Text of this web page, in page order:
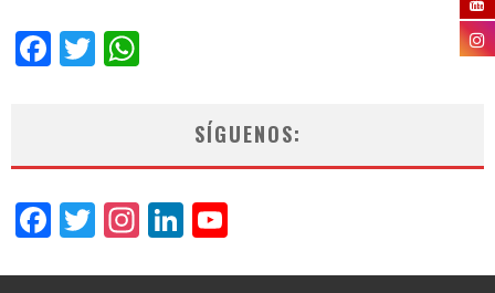
Facebook
Twitter
SÍGUENOS:
Facebook
Twitter
Instagram
LinkedIn